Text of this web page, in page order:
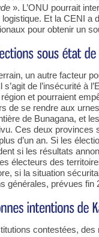
». L’ONU pourrait
logistique. Et la CENI a
pour obtenir un
un autre facteur
s’agit de l’insécurité à
et pourraient
de se rendre aux
de Bunagana, et
Ces deux provinces
d’un an. Si les
si les résultats
électeurs des
si la situation
générales, prévues fin
contestées,